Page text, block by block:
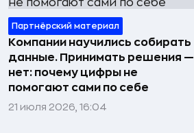
Партнёрский материал
Компании научились собирать
данные. Принимать решения —
нет: почему цифры не
помогают сами по себе
21 июля 2026, 16:04